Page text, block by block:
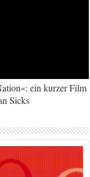
ein kurzer Film
Sicks